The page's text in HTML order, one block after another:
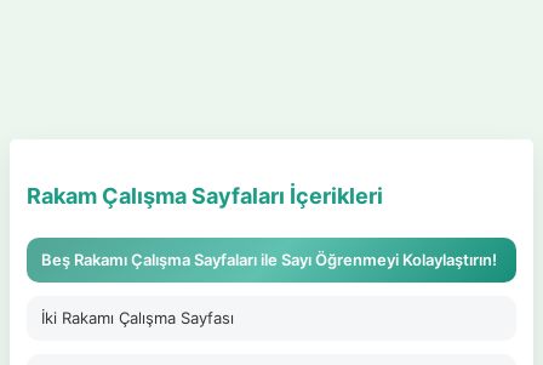
Rakam Çalışma Sayfaları İçerikleri
Beş Rakamı Çalışma Sayfaları ile Sayı Öğrenmeyi Kolaylaştırın!
İki Rakamı Çalışma Sayfası